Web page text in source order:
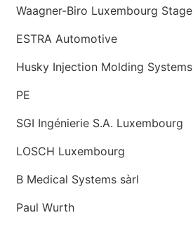
Waagner-Biro Luxembourg
ESTRA Automotive
Husky Injection Molding Systems
PE
SGI Ingénierie S.A. Luxembourg
LOSCH Luxembourg
B Medical Systems sàrl
Paul Wurth